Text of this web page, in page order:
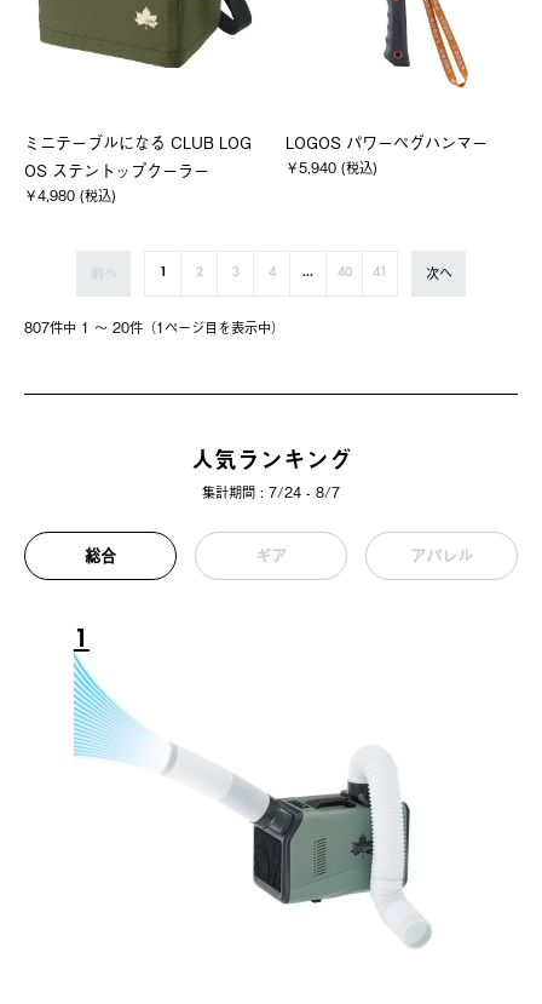
ミニテーブルになる CLUB LOG
OS ステントップクーラー
￥4,980 (税込)
LOGOS パワーペグハンマー
￥5,940 (税込)
807件中 1 〜 20件（1ページ⽬を表⽰中）
前へ 1 2 3 4 ... 40 41 次へ
人気ランキング
集計期間 : 7/24 - 8/7
総合 ギア アパレル
1